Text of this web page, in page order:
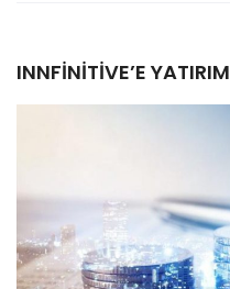
INNFINITIVE’E YATIRIM